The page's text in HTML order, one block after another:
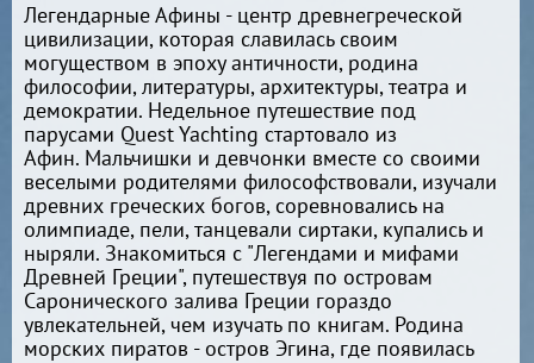
Легендарные Афины - центр древнегреческой
цивилизации, которая славилась своим
могуществом в эпоху античности, родина
философии, литературы, архитектуры, театра и
демократии. Недельное путешествие под
парусами Quest Yachting стартовало из
Афин. Мальчишки и девчонки вместе со своими
веселыми родителями философствовали, изучали
древних греческих богов, соревновались на
олимпиаде, пели, танцевали сиртаки, купались и
ныряли. Знакомиться с "Легендами и мифами
Древней Греции", путешествуя по островам
Саронического залива Греции гораздо
увлекательней, чем изучать по книгам. Родина
морских пиратов - остров Эгина, где появилась